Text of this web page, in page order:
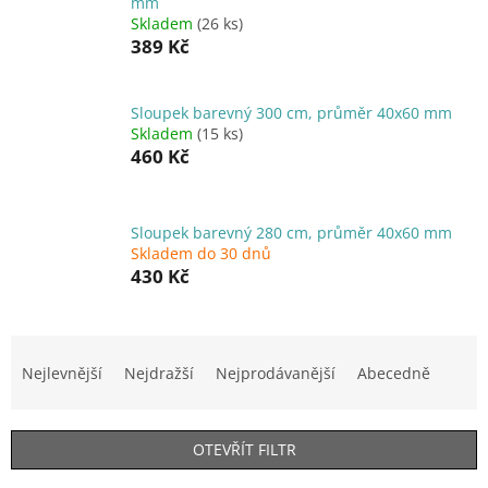
Skladem (26 ks)
389 Kč
Sloupek barevný 300 cm, průměr 40x60 mm
Skladem (15 ks)
460 Kč
Sloupek barevný 280 cm, průměr 40x60 mm
Skladem do 30 dnů
430 Kč
í
Nejlevnější Nejdražší Nejprodávanější Abecedně
OTEVŘÍT FILTR